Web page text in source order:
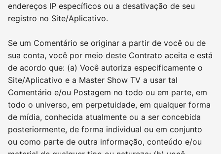
endereços IP específicos ou a desativação de seu
registro no Site/Aplicativo.
Se um Comentário se originar a partir de você ou de
sua conta, você por meio deste Contrato aceita e está
de acordo que: (a) Você autoriza especificamente o
Site/Aplicativo e a Master Show TV a usar tal
Comentário e/ou Postagem no todo ou em parte, em
todo o universo, em perpetuidade, em qualquer forma
de mídia, conhecida atualmente ou a ser concebida
posteriormente, de forma individual ou em conjunto
ou como parte de outra informação, conteúdo e/ou